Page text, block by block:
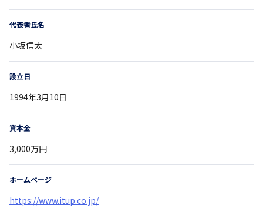
代表者氏名
小坂信太
設立日
1994年3月10日
資本金
3,000万円
ホームページ
https://www.itup.co.jp/